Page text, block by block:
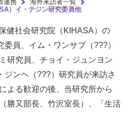
連携
海外来訪者一覧
）イ・テジン研究委員他
健社会研究院（KIHASA）の
員、イム・ワンサプ（???）
研究員、チョイ・ジュンヨン
ジンヘ（???）研究員が来訪さ
よる歓迎の後、当研究所から
勝又部長、竹沢室長）、「生活